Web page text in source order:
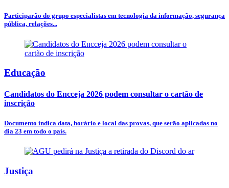
Participarão do grupo especialistas em tecnologia da informação, segurança
pública, relações...
Educação
Candidatos do Encceja 2026 podem consultar o cartão de
inscrição
Documento indica data, horário e local das provas, que serão aplicadas no
dia 23 em todo o país.
Justiça